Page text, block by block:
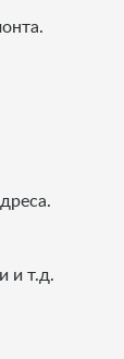
и т.д.